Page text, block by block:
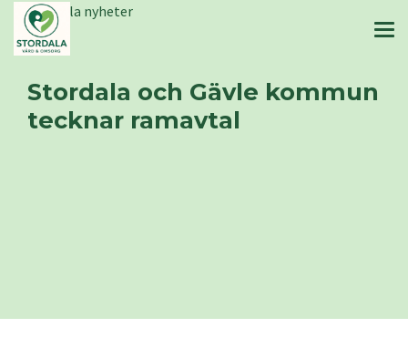
Stordala nyheter
Stordala och Gävle kommun
tecknar ramavtal